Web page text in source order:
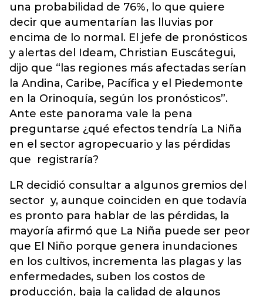
una probabilidad de 76%, lo que quiere
decir que aumentarían las lluvias por
encima de lo normal. El jefe de pronósticos
y alertas del Ideam, Christian Euscátegui,
dijo que “las regiones más afectadas serían
la Andina, Caribe, Pacífica y el Piedemonte
en la Orinoquía, según los pronósticos”.
Ante este panorama vale la pena
preguntarse ¿qué efectos tendría La Niña
en el sector agropecuario y las pérdidas
que registraría?
LR decidió consultar a algunos gremios del
sector y, aunque coinciden en que todavía
es pronto para hablar de las pérdidas, la
mayoría afirmó que La Niña puede ser peor
que El Niño porque genera inundaciones
en los cultivos, incrementa las plagas y las
enfermedades, suben los costos de
producción, baja la calidad de algunos